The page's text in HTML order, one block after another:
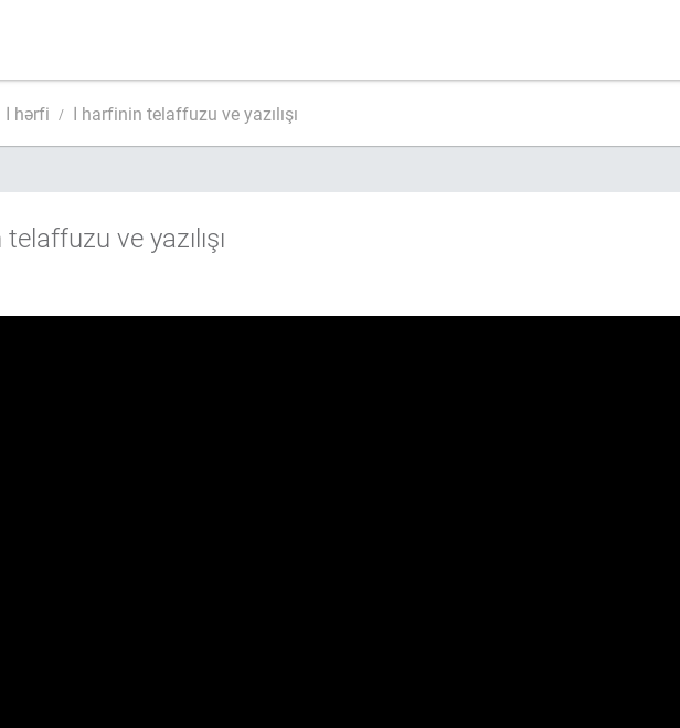
ا hərfi ا harfinin telaffuzu ve yazılışı
ve yazılışı